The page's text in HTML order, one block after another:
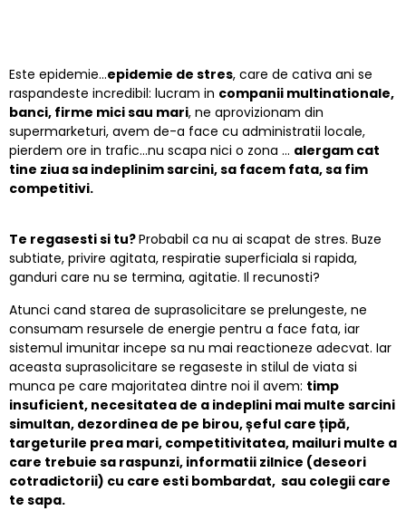
Este epidemie…epidemie de stres, care de cativa ani se
raspandeste incredibil: lucram in companii multinationale,
banci, firme mici sau mari, ne aprovizionam din
supermarketuri, avem de-a face cu administratii locale,
pierdem ore in trafic…nu scapa nici o zona … alergam cat
tine ziua sa indeplinim sarcini, sa facem fata, sa fim
competitivi.
Te regasesti si tu?Probabil ca nu ai scapat de stres. Buze
subtiate, privire agitata, respiratie superficiala si rapida,
ganduri care nu se termina, agitatie. Il recunosti?
Atunci cand starea de suprasolicitare se prelungeste, ne
consumam resursele de energie pentru a face fata, iar
sistemul imunitar incepe sa nu mai reactioneze adecvat. Iar
aceasta suprasolicitare se regaseste in stilul de viata si
munca pe care majoritatea dintre noi il avem: timp
insuficient, necesitatea de a indeplini mai multe sarcini
simultan, dezordinea de pe birou, șeful care țipă,
targeturile prea mari, competitivitatea, mailuri multe a
care trebuie sa raspunzi, informatii zilnice (deseori
cotradictorii) cu care esti bombardat, sau colegii care
te sapa.